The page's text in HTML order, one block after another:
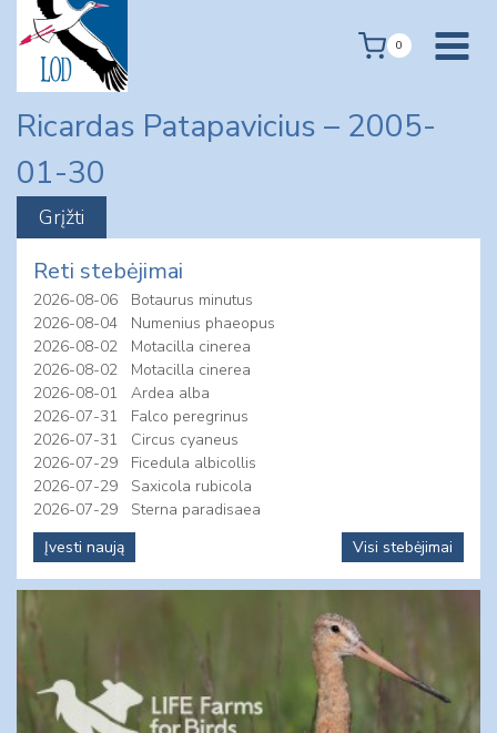
content
0
Ricardas Patapavicius – 2005-
01-30
Reti stebėjimai
2026-08-06
Botaurus minutus
2026-08-04
Numenius phaeopus
2026-08-02
Motacilla cinerea
2026-08-02
Motacilla cinerea
2026-08-01
Ardea alba
2026-07-31
Falco peregrinus
2026-07-31
Circus cyaneus
2026-07-29
Ficedula albicollis
2026-07-29
Saxicola rubicola
2026-07-29
Sterna paradisaea
Įvesti naują
Visi stebėjimai